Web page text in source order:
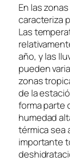
En las
caracteriza
Las
año, y las
pueden
zonas
de la
forma parte
humedad
térmica sea
importante